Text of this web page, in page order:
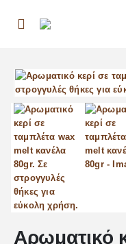
Αρωματικό